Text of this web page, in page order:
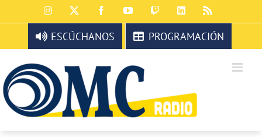
al
contenido
Instagram FacebookYouTubeTwitchLinkedIn
ESCÚCHANOS PROGRAMACIÓN